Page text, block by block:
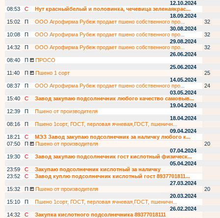
12.10.2024
08:53
С
Нут красныйбелый и половинка, чечевица зеленаякрас...
18.09.2024
15:02
П ООО Агрофирма Рубеж продает пшено собственного про...
32
30.08.2024
10:08
П ООО Агрофирма Рубеж продает пшено собственного про...
32
29.08.2024
14:32
П ООО Агрофирма Рубеж продает пшено собственного про...
32
26.06.2024
08:40
П
ПРОСО
25.06.2024
11:40
П Пшено 1 сорт
25
14.05.2024
08:37
П ООО Агрофирма Рубеж продает пшено собственного про...
24
03.05.2024
15:40
С
Завод закупаю подсолнечник любого качество самовыв...
19.04.2024
12:39
П
Пшено от производителя
18.04.2024
08:16
П
Пшено 1сорт, ГОСТ, перловая ячневая,ГОСТ, пшеничн...
09.04.2024
18:21
С
МЭЗ Завод закупаю подсолнечник за наличку любого к...
07:50
П Пшено от производителя
20
07.04.2024
19:30
С
Завод закупаю подсолнечник гост кислотный физическ...
05.04.2024
23:59
С
Закупаю подсолнечник кислотный за наличку
23:52
С
Завод куплю подсолнечник кислотный гост 8937701811...
27.03.2024
15:32
П Пшено от производителя
20
20.03.2024
15:10
П
Пшено 1сорт, ГОСТ, перловая ячневая,ГОСТ, пшеничн...
26.02.2024
14:32
С
Закупка кислотного подсолнечника 89377018111